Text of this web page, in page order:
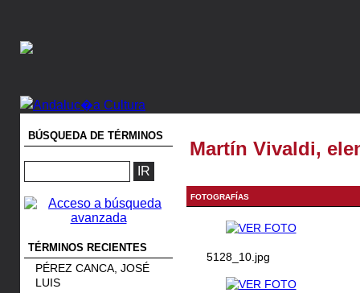
BÚSQUEDA DE TÉRMINOS
TÉRMINOS RECIENTES
PÉREZ CANCA, JOSÉ
LUIS
Martín Vivaldi,
FOTOGRAFÍAS
5128_10.jpg